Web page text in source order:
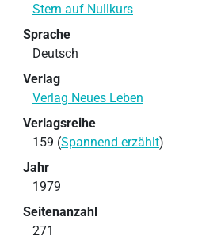
Stern auf Nullkurs
Sprache
Deutsch
Verlag
Verlag Neues Leben
Verlagsreihe
159 (Spannend erzählt)
Jahr
1979
Seitenanzahl
271